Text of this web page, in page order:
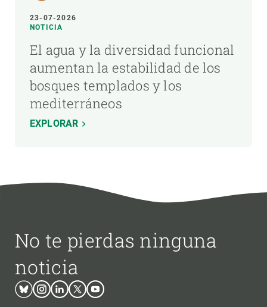
23-07-2026
NOTICIA
El agua y la diversidad funcional
aumentan la estabilidad de los
bosques templados y los
mediterráneos
EXPLORAR
No te pierdas ninguna
noticia
BlueskyInstagram
LinkedinTwitterYoutube